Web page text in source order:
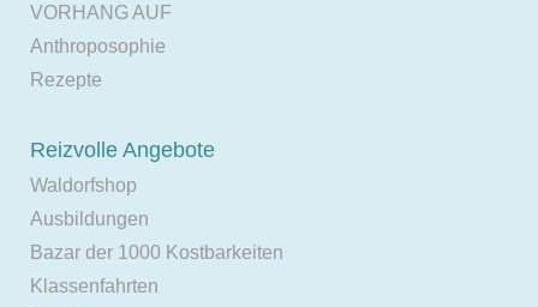
VORHANG AUF
Anthroposophie
Rezepte
Reizvolle Angebote
Waldorfshop
Ausbildungen
Bazar der 1000 Kostbarkeiten
Klassenfahrten